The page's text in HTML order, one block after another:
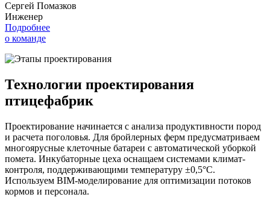
Сергей Помазков
Инженер
Подробнее
о команде
Технологии проектирования
птицефабрик
Проектирование начинается с анализа продуктивности пород
и расчета поголовья. Для бройлерных ферм предусматриваем
многоярусные клеточные батареи с автоматической уборкой
помета. Инкубаторные цеха оснащаем системами климат-
контроля, поддерживающими температуру ±0,5°C.
Используем BIM-моделирование для оптимизации потоков
кормов и персонала.